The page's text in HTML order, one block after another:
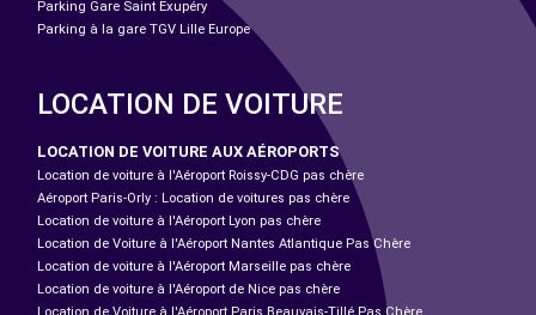
Parking Gare Saint Exupéry
Parking à la gare TGV Lille Europe
LOCATION DE VOITURE
LOCATION DE VOITURE AUX AÉROPORTS
Location de voiture à l'Aéroport Roissy-CDG pas chère
Aéroport Paris-Orly : Location de voitures pas chère
Location de voiture à l'Aéroport Lyon pas chère
Location de Voiture à l'Aéroport Nantes Atlantique Pas Chère
Location de voiture à l'Aéroport Marseille pas chère
Location de voiture à l'Aéroport de Nice pas chère
Location de Voiture à l'Aéroport Paris Beauvais-Tillé Pas Chère